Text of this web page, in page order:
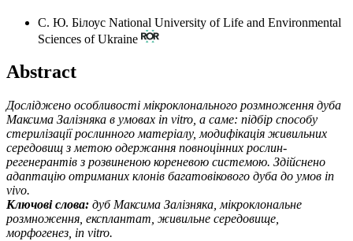
С. Ю. Білоус National University of Life and Environmental
Sciences of Ukraine
Abstract
Досліджено особливості мікроклонального розмноження дуба
Максима Залізняка в умовах in vitro, а саме: підбір способу
стерилізації рослинного матеріалу, модифікація живильних
середовищ з метою одержання повноцінних рослин-
регенерантів з розвиненою кореневою системою. Здійснено
адаптацію отриманих клонів багатовікового дуба до умов in
vivo.
Ключові слова: дуб Максима Залізняка, мікроклональне
розмноження, експлантат, живильне середовище,
морфогенез, in vitro.